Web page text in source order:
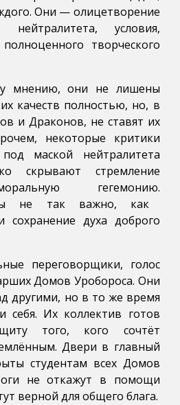
Они — олицетворение
нейтралитета, условия,
творческого
мнению, они не лишены
качеств полностью, но, в
и Драконов, не ставят их
некоторые критики
маской нейтралитета
скрывают стремление
гегемонию.
не так важно, как
сохранение духа доброго
переговорщики, голос
Домов Уробороса. Они
другими, но в то же время
Их коллектив готов
того, кого сочтёт
Двери в главный
студентам всех Домов
не откажут в помощи
верной для общего блага.